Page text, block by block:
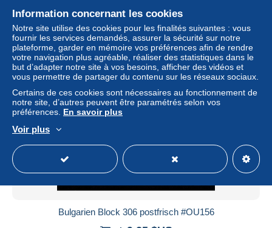
± 11,56 $US
Statut Professionnel
Bulgarien Block 306 postfrisch #OU156
Information concernant les cookies
Notre site utilise des cookies pour les finalités suivantes : vous
fournir les services demandés, assurer la sécurité sur notre
plateforme, garder en mémoire vos préférences afin de rendre
votre navigation plus agréable, réaliser des statistiques dans le
but d’adapter notre site à vos besoins, afficher des vidéos et
vous permettre de partager du contenu sur les réseaux sociaux.
Certains de ces cookies sont nécessaires au fonctionnement de
notre site, d’autres peuvent être paramétrés selon vos
préférences. En savoir plus
Voir plus